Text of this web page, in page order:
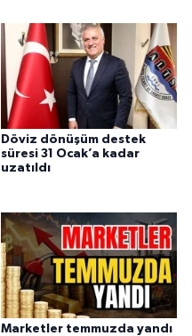
Döviz dönüşüm destek
süresi 31 Ocak’a kadar
uzatıldı
Marketler temmuzda yandı